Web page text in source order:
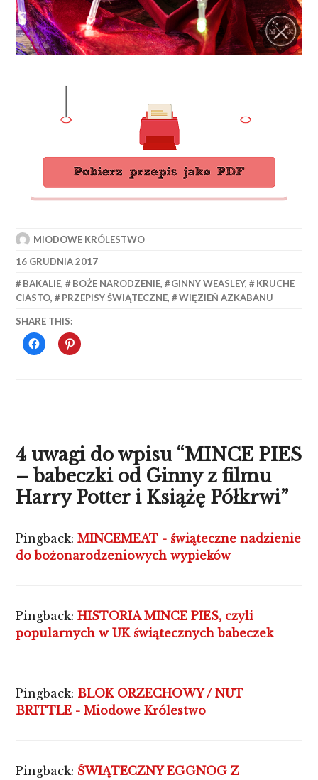
MIODOWE KRÓLESTWO
16 GRUDNIA 2017
BAKALIE, BOŻE NARODZENIE, GINNY WEASLEY,
KRUCHE
CIASTO, PRZEPISY ŚWIĄTECZNE, WIĘZIEŃ AZKABANU
SHARE THIS:
CLICK
TO
CLICK
TO
4 uwagi do wpisu “MINCE PIES
– babeczki od Ginny z filmu
Harry Potter i Książę Półkrwi”
Pingback:MINCEMEAT - świąteczne nadzienie
do bożonarodzeniowych wypieków
Pingback:HISTORIA MINCE PIES, czyli
popularnych w UK świątecznych babeczek
Pingback: BLOK ORZECHOWY / NUT
BRITTLE - Miodowe Królestwo
Pingback: ŚWIĄTECZNY EGGNOG Z